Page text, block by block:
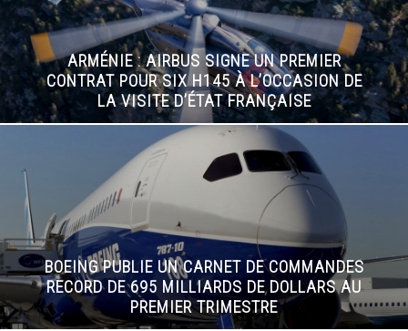
ARMÉNIE : AIRBUS SIGNE UN PREMIER
CONTRAT POUR SIX H145 À L’OCCASION DE
LA VISITE D’ÉTAT FRANÇAISE
BOEING PUBLIE UN CARNET DE COMMANDES
RECORD DE 695 MILLIARDS DE DOLLARS AU
PREMIER TRIMESTRE